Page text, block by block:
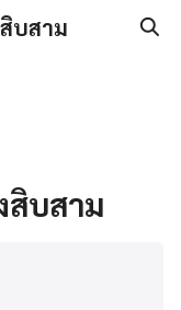
บสาม
สิบสาม